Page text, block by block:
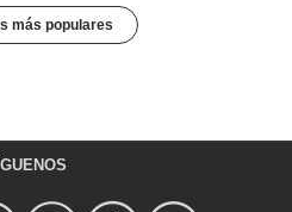
más populares